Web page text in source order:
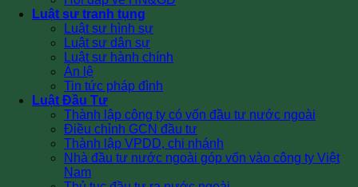
Luật sư tranh tụng
Luật sư hình sự
Luật sư dân sự
Luật sư hành chính
Án lệ
Tin tức pháp đình
Luật Đầu Tư
Thành lập công ty có vốn đầu tư nước ngoài
Điều chỉnh GCN đầu tư
Thành lập VPDD, chi nhánh
Nhà đầu tư nước ngoài góp vốn vào công ty Việt
Nam